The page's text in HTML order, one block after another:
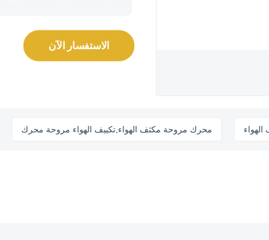
الاستفسار الآن
الهواء محرك مروحة مكثف الهواء,تكييف الهواء مروحة محرك